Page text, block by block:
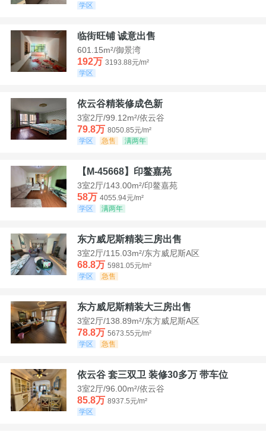
学区
临街旺铺 诚意出售
601.15m²/御景湾
192万 3193.88元/m²
学区
依云谷精装修成色新
3室2厅/99.12m²/依云谷
79.8万 8050.85元/m²
学区
急售 满两年
【M-45668】印鳌嘉苑
3室2厅/143.00m²/印鳌嘉苑
58万 4055.94元/m²
学区
满两年
东方威尼斯精装三房出售
3室2厅/115.03m²/东方威尼斯A区
68.8万 5981.05元/m²
学区
急售
东方威尼斯精装大三房出售
3室2厅/138.89m²/东方威尼斯A区
78.8万 5673.55元/m²
学区
急售
依云谷 套三双卫 装修30多万 带车位
3室2厅/96.00m²/依云谷
85.8万 8937.5元/m²
学区